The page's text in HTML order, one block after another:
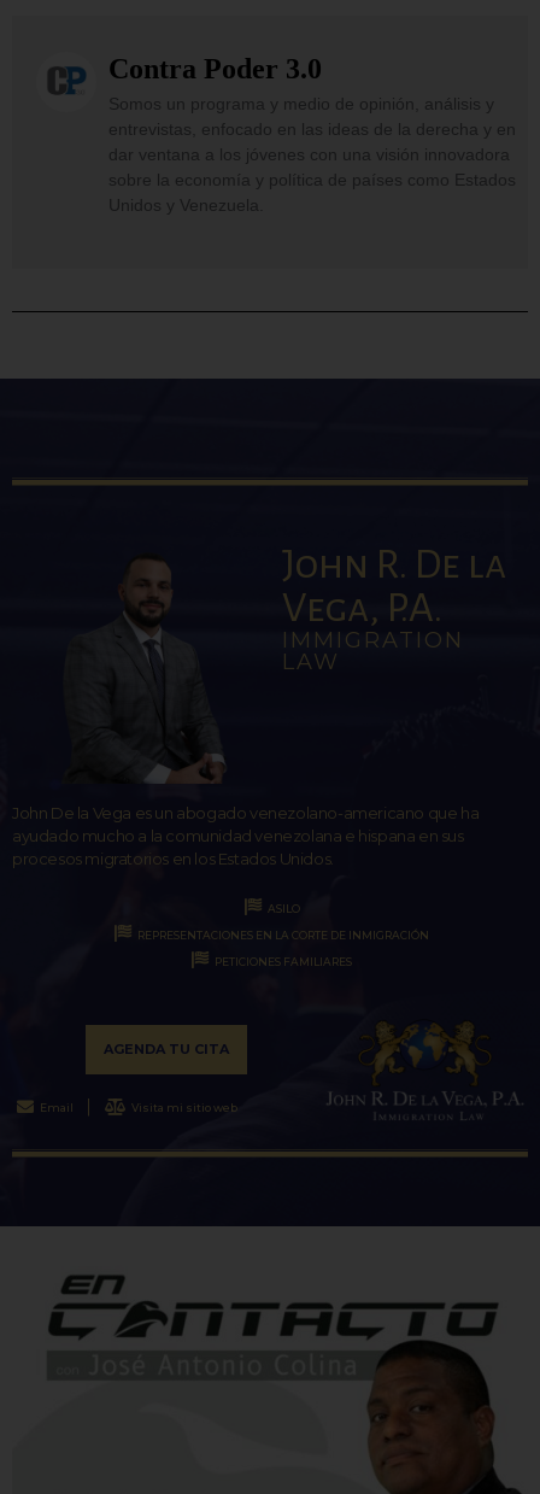
Contra Poder 3.0
Somos un programa y medio de opinión, análisis y
entrevistas, enfocado en las ideas de la derecha y en
dar ventana a los jóvenes con una visión innovadora
sobre la economía y política de países como Estados
Unidos y Venezuela.
John R. De la
Vega, P.A.
IMMIGRATION
LAW
John De la Vega es un abogado venezolano-americano que ha
ayudado mucho a la comunidad venezolana e hispana en sus
procesos migratorios en los Estados Unidos.
ASILO
REPRESENTACIONES EN LA CORTE DE INMIGRACIÓN
PETICIONES FAMILIARES
AGENDA TU CITA
Email Visita mi sitio web